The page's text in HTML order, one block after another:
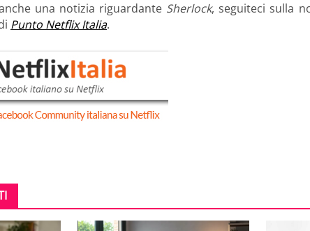
una notizia riguardante Sherlock, seguiteci sulla
Punto Netflix Italia.